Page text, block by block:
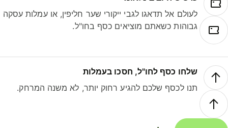
לעולם אל תדאגו לגבי ייקורי שער חליפין, או עמלות עסקה
גבוהות כשאתם מוציאים כסף בחו"ל.
שלחו כסף לחו"ל, חסכו בעמלות
תנו לכסף שלכם להגיע רחוק יותר, לא משנה המרחק.